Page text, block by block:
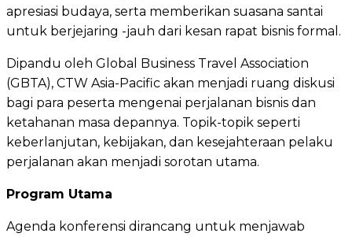
apresiasi budaya, serta memberikan suasana santai
untuk berjejaring -jauh dari kesan rapat bisnis formal.
Dipandu oleh Global Business Travel Association
(GBTA), CTW Asia-Pacific akan menjadi ruang diskusi
bagi para peserta mengenai perjalanan bisnis dan
ketahanan masa depannya. Topik-topik seperti
keberlanjutan, kebijakan, dan kesejahteraan pelaku
perjalanan akan menjadi sorotan utama.
Program Utama
Agenda konferensi dirancang untuk menjawab